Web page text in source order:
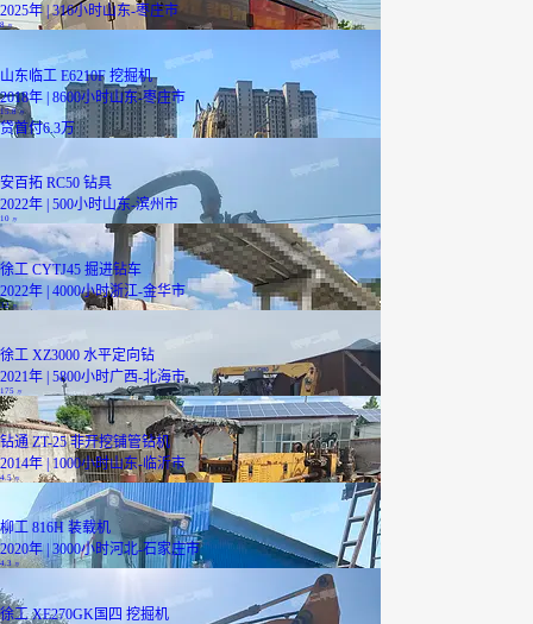
2025年 | 316小时山东-枣庄市
8万
山东临工 E6210F 挖掘机
2018年 | 8600小时山东-枣庄市
15.8万
贷首付6.3万
安百拓 RC50 钻具
2022年 | 500小时山东-滨州市
10 万
徐工 CYTJ45 掘进钻车
2022年 | 4000小时浙江-金华市
32万
徐工 XZ3000 水平定向钻
2021年 | 5800小时广西-北海市
175 万
钻通 ZT-25 非开挖铺管钻机
2014年 | 1000小时山东-临沂市
4.5万
柳工 816H 装载机
2020年 | 3000小时河北-石家庄市
4.3 万
徐工 XE270GK国四 挖掘机